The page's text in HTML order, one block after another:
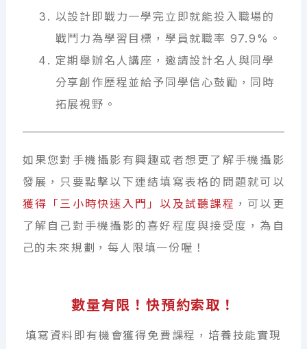
以設計即戰力一學完立即就能投入職場的
戰鬥力為學習目標，學員就職率 97.9%。
定期舉辦名人講座，邀請設計名人與同學
分享創作歷程並給予同學信心鼓勵，同時
拓展視野。
如果您對手機攝影有興趣或者想更了解手機攝影
發展，只要點擊以下連結填寫表格的問題就可以
獲得「三小時快速入門」以及試聽課程 ，可以更
了解自己對手機攝影的喜好程度與接受度，為自
己的未來規劃，每人限填一份喔！
數量有限！快預約索取！
填寫資料即有機會獲得免費課程，培養技能實現